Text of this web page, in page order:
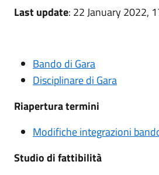
Last update: 22 January 2022,
Bando di Gara
Disciplinare di Gara
Riapertura termini
Modifiche integrazioni
Studio di fattibilità